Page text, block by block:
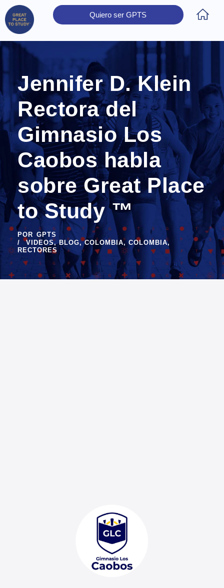
Quiero ser GPTS
Jennifer D. Klein
Rectora del
Gimnasio Los
Caobos habla
sobre Great Place
to Study ™
POR GPTS
VIDEOS, BLOG, COLOMBIA, COLOMBIA,
RECTORES